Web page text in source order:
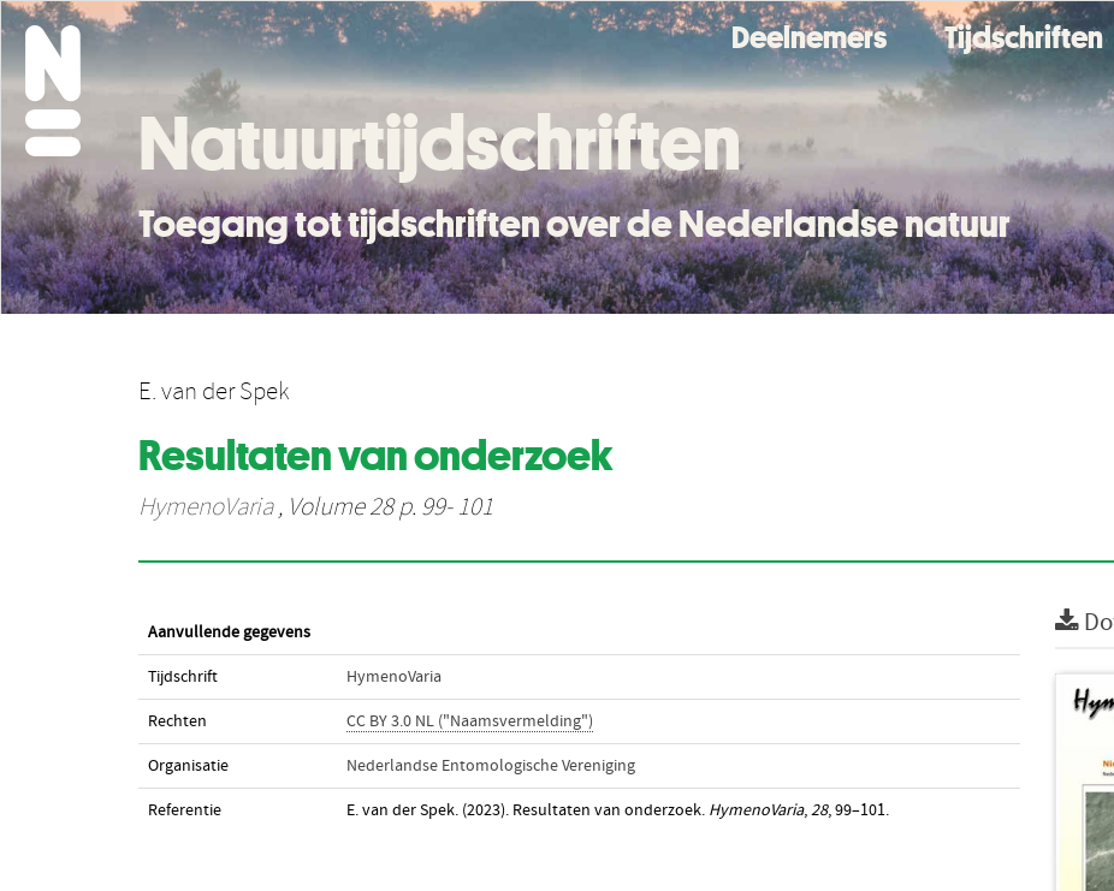
Deelnemers Tijdschriften
Natuurtijdschriften
Toegang tot tijdschriften over de Nederlandse natuur
E. van der Spek
Resultaten van onderzoek
HymenoVaria, Volume 28 p. 99- 101
Aanvullende gegevens
Tijdschrift HymenoVaria
Rechten CC BY 3.0 NL ("Naamsvermelding")
Organisatie Nederlandse Entomologische Vereniging
Referentie E. van der Spek. (2023). Resultaten van onderzoek. HymenoVaria,28, 99–101.